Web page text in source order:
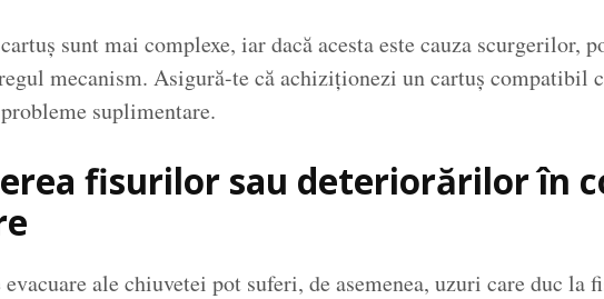
sunt mai complexe, iar dacă acesta este cauza scurgerilor,
mecanism. Asigură-te că achiziționezi un cartuș compatibil
suplimentare.
fisurilor sau deteriorărilor în
ale chiuvetei pot suferi, de asemenea, uzuri care duc la